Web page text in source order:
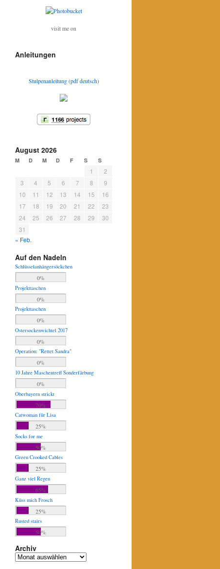
visit me on
Anleitungen
Stulpenanleitung (pdf deutsch)
August 2026
M D M D F S S
1
2
3
4 5 6 7 8
9
10
11 12 13 14 15
16
17
18 19 20 21 22
23
24
25 26 27 28 29
30
31
« Feb.
Auf den Nadeln
Schlüsselanhängersöckchen
0%
Projekttaschen
0%
Projekttaschen
0%
Ostersockenwichtel 2017
0%
Operation: "Rettet Sandra"
0%
10 Jahre Maschentreff Sonderfärbung
0%
Oberbayern strickt
70%
Catwoman für Lisa
25%
Socks for me
50%
Green Crooked Cables
25%
Ganz viel Regen
65%
Küss mich Frosch
25%
Rusted stairs
50%
Archiv
Archiv